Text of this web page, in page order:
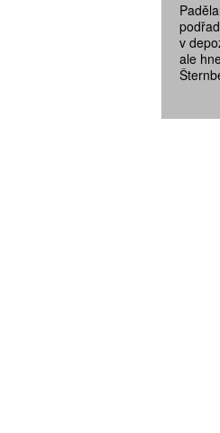
v
ale